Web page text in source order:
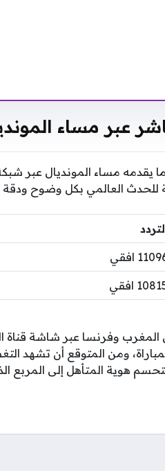
عبر مساء
يقدمه مساء المونديال عبر
للحدث العالمي بكل وضوح ودقة
افقي
افقي
المغرب وفرنسا عبر شاشة
ومن المتوقع أن تشهد
هوية المتأهل إلى المربع